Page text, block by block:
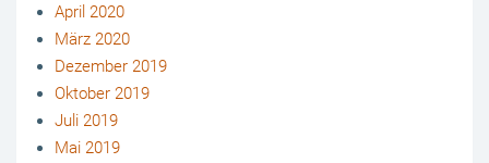
April 2020
März 2020
Dezember 2019
Oktober 2019
Juli 2019
Mai 2019